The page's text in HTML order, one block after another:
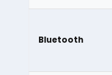
Bluetooth